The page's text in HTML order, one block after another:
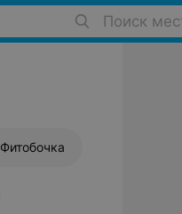
Поиск
Фитобочка